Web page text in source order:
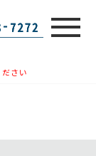
さい